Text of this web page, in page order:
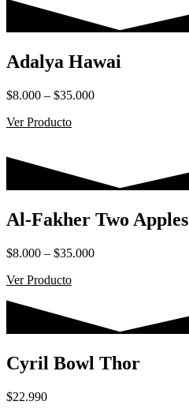
Adalya Hawai
$8.000 – $35.000Rango
$35.000
Ver Producto
Al-Fakher Two Apples
$8.000 – $35.000Rango
hasta
$35.000
Ver Producto
Cyril Bowl Thor
$22.990